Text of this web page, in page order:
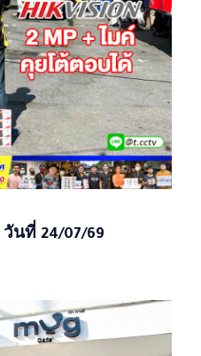
นที่ 24/07/69